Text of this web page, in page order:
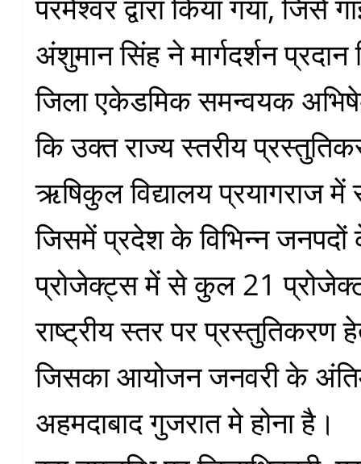
परमेश्वर द्वारा किया गया, जिसे
अंशुमान सिंह ने मार्गदर्शन
जिला एकेडमिक समन्वयक
कि उक्त राज्य स्तरीय
ऋषिकुल विद्यालय प्रयागराज
जिसमें प्रदेश के विभिन्न
प्रोजेक्ट्स में से कुल 21
राष्ट्रीय स्तर पर प्रस्तुतिकरण
जिसका आयोजन जनवरी के
अहमदाबाद गुजरात मे होना है।